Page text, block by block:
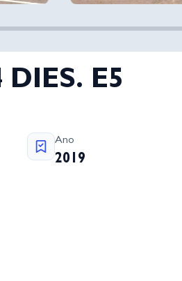
E5
Ano
2019